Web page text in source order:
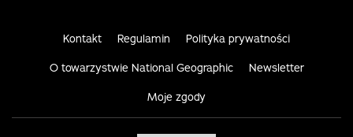
Kontakt Regulamin Polityka prywatności
O towarzystwie National Geographic Newsletter
Moje zgody